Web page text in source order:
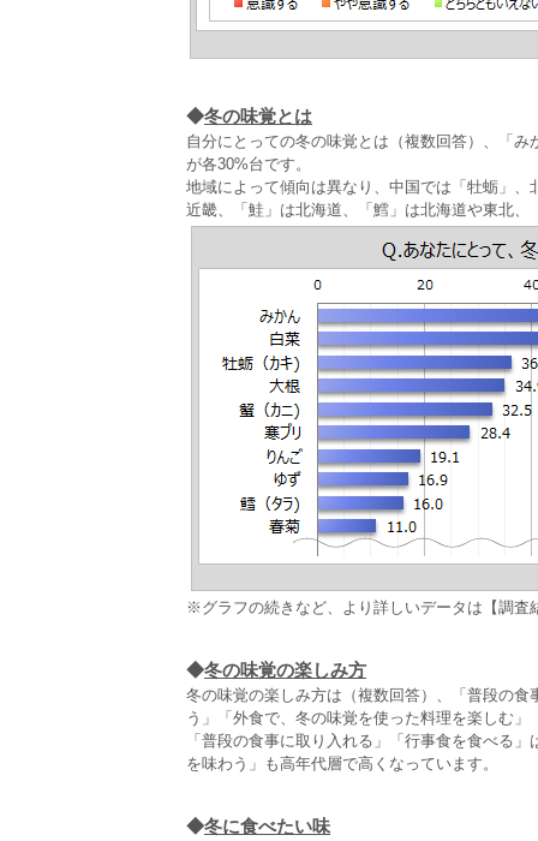
◆冬の味覚とは
自分にとっての冬の味覚とは（複数回答）、「
が各30%台です。
地域によって傾向は異なり、中国では「牡蛎」
近畿、「鮭」は北海道、「鱈」は北海道や東北
※グラフの続きなど、より詳しいデータは【調査
◆冬の味覚の楽しみ方
冬の味覚の楽しみ方は（複数回答）、「普段の
う」「外食で、冬の味覚を使った料理を楽しむ
「普段の食事に取り入れる」「行事食を食べる
を味わう」も高年代層で高くなっています。
◆冬に食べたい味